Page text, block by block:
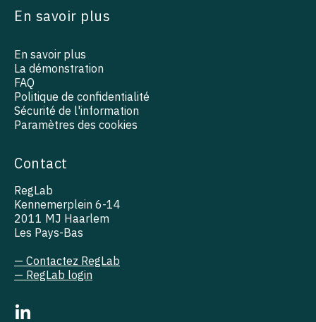
En savoir plus
En savoir plus
La démonstration
FAQ
Politique de confidentialité
Sécurité de l'information
Paramètres des cookies
Contact
RegLab
Kennemerplein 6-14
2011 MJ Haarlem
Les Pays-Bas
— Contactez RegLab
— RegLab login